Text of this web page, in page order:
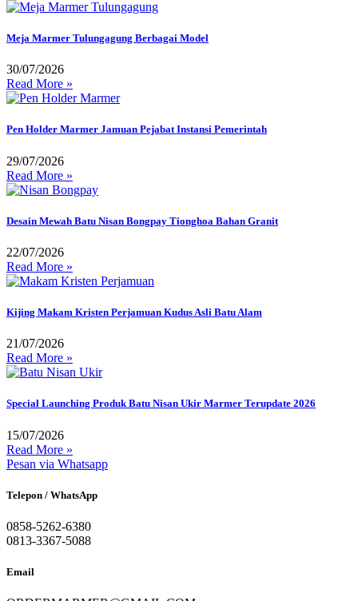
Meja Marmer Tulungagung Berbagai Model
30/07/2026
Read More »
Pen Holder Marmer Jamuan Pejabat Instansi Pemerintah
29/07/2026
Read More »
Desain Mewah Batu Nisan Bongpay Tionghoa Bahan Granit
22/07/2026
Read More »
Kijing Makam Kristen Perjamuan Kudus Asli Batu Alam
21/07/2026
Read More »
Special Launching Produk Batu Nisan Ukir Marmer Terupdate 2026
15/07/2026
Read More »
Pesan via Whatsapp
Telepon / WhatsApp
0858-5262-6380
0813-3367-5088
Email